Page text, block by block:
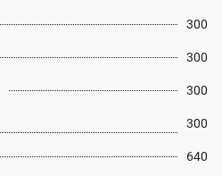
300
300
300
300
640